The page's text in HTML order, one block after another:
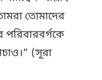
তোমাদের
(সূরা